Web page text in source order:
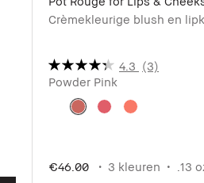
Crèmekleurige blush en
4.3 (3)
Powder Pink
€46.00 3 kleuren .13